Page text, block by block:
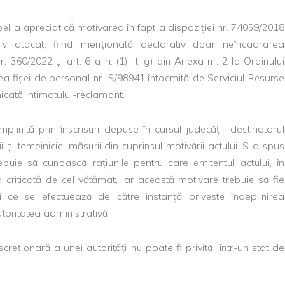
a apreciat că motivarea în fapt a dispoziției nr. 74059/2018
atacat, fiind menționată declarativ doar neîncadrarea
360/2022 și art. 6 alin. (1) lit. g) din Anexa nr. 2 la Ordinului
fișei de personal nr. S/98941 întocmită de Serviciul Resurse
intimatului-reclamant.
prin înscrisuri depuse în cursul judecății, destinatarul
temeiniciei măsurii din cuprinsul motivării actului. S-a spus
să cunoască rațiunile pentru care emitentul actului, în
de cel vătămat, iar această motivare trebuie să fie
ce se efectuează de către instanță privește îndeplinirea
administrativă.
a unei autorități nu poate fi privită, într-un stat de